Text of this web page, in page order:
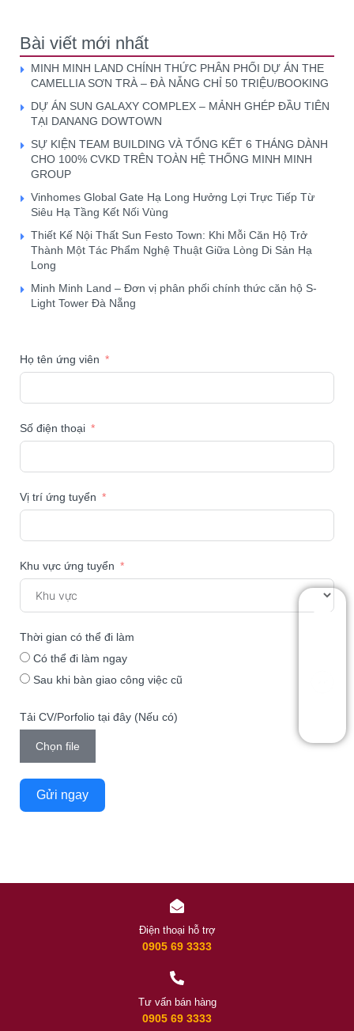
Bài viết mới nhất
MINH MINH LAND CHÍNH THỨC PHÂN PHỐI DỰ ÁN THE
CAMELLIA SƠN TRÀ – ĐÀ NẴNG CHỈ 50 TRIỆU/BOOKING
DỰ ÁN SUN GALAXY COMPLEX – MẢNH GHÉP ĐẦU TIÊN
TẠI DANANG DOWTOWN
SỰ KIỆN TEAM BUILDING VÀ TỔNG KẾT 6 THÁNG DÀNH
CHO 100% CVKD TRÊN TOÀN HỆ THỐNG MINH MINH
GROUP
Vinhomes Global Gate Hạ Long Hưởng Lợi Trực Tiếp Từ
Siêu Hạ Tầng Kết Nối Vùng
Thiết Kế Nội Thất Sun Festo Town: Khi Mỗi Căn Hộ Trở
Thành Một Tác Phẩm Nghệ Thuật Giữa Lòng Di Sản Hạ
Long
Minh Minh Land – Đơn vị phân phối chính thức căn hộ S-
Light Tower Đà Nẵng
Họ tên ứng viên
Số điện thoại
Vị trí ứng tuyển
Khu vực ứng tuyển
Thời gian có thể đi làm
Có thể đi làm ngay
Sau khi bàn giao công việc cũ
Tải CV/Porfolio tại đây (Nếu có)
Chọn file
Gửi ngay
Điện thoại hỗ trợ
0905 69 3333
Tư vấn bán hàng
0905 69 3333